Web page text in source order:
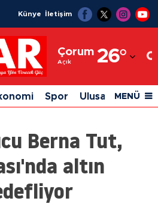
Künye İletişim
Çorum
Açık 26°
Adıyaman
Afyonkarahisar
Ağrı
Amasya
Ankara
Spor Ulusal Siyaset
MENÜ
Berna Tut,
altın